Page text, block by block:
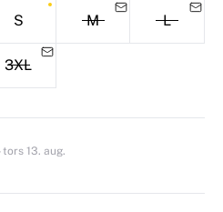
S M L
3XL
tors 13. aug.